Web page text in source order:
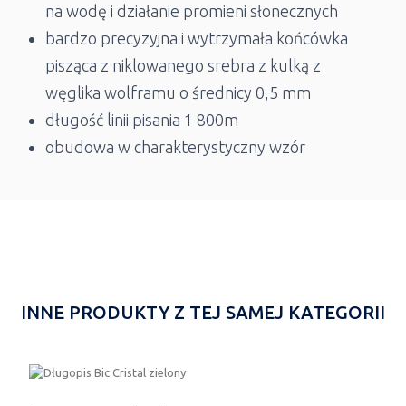
na wodę i działanie promieni słonecznych
bardzo precyzyjna i wytrzymała końcówka
pisząca z niklowanego srebra z kulką z
węglika wolframu o średnicy 0,5 mm
długość linii pisania 1 800m
obudowa w charakterystyczny wzór
INNE PRODUKTY Z TEJ SAMEJ KATEGORII